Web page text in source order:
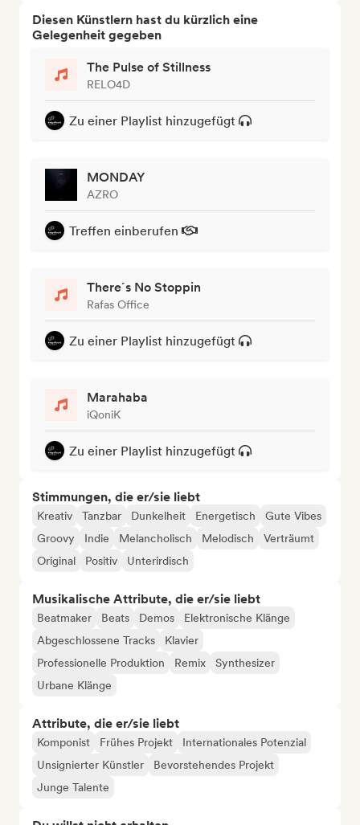
Diesen Künstlern hast du kürzlich eine
Gelegenheit gegeben
The Pulse of Stillness
RELO4D
Zu einer Playlist hinzugefügt
MONDAY
AZRO
Treffen einberufen
There´s No Stoppin
Rafas Office
Zu einer Playlist hinzugefügt
Marahaba
iQoniK
Zu einer Playlist hinzugefügt
Stimmungen, die er/sie liebt
Kreativ Tanzbar Dunkelheit Energetisch
Gute Vibes
Groovy
Indie Melancholisch Melodisch
Verträumt
Original
Positiv Unterirdisch
Musikalische Attribute, die er/sie liebt
Beatmaker Beats Demos
Elektronische Klänge
Abgeschlossene Tracks
Klavier
Professionelle Produktion
Remix
Synthesizer
Urbane Klänge
Attribute, die er/sie liebt
Komponist Frühes Projekt
Internationales Potenzial
Unsignierter Künstler
Bevorstehendes Projekt
Junge Talente